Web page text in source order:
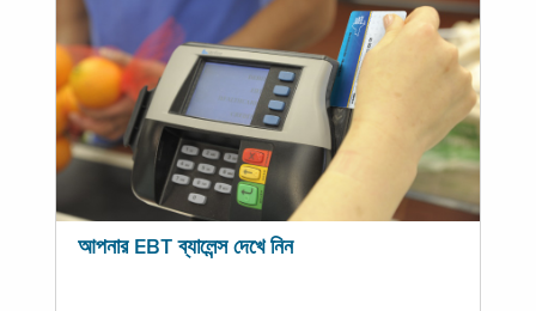
আপনার EBT ব্যালেন্স দেখে নিন